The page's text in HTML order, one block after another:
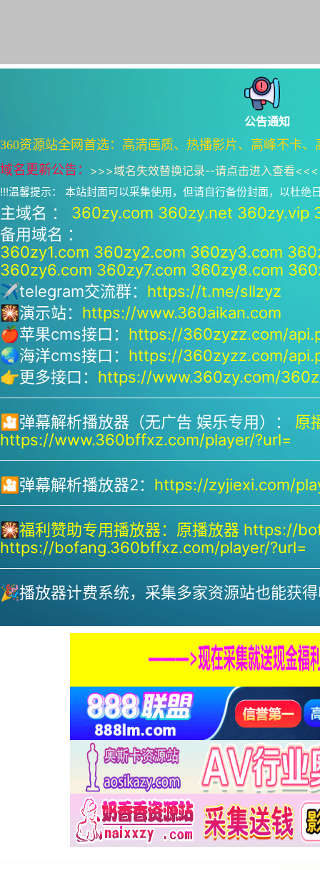
公告通知
360资源站全网首选：高清画质、热播影片、高峰不卡
域名更新公告： >>>域名失效替换记录--请点击进入查看<<<
!!!温馨提示： 本站封面可以采集使用，但请自行备份封面，以杜绝
主域名 ： 360zy.com 360zy.net 360zy.vip
备用域名 ：
360zy1.com 360zy2.com 360zy3.com
360zy6.com 360zy7.com 360zy8.com
✈telegram交流群： https://t.me/sllzyz
🎇演示站： https://www.360aikan.com
🍎苹果cms接口： https://360zyzz.com/
🌏海洋cms接口： https://360zyzz.com/
👉更多接口： https://www.360zy.com/
🎦弹幕解析播放器（无广告 娱乐专用）： 原
https://www.360bffxz.com/player/?url=
🎦弹幕解析播放器2： https://zyjiexi.com/
🎇福利赞助专用播放器： 原播放器 https://
https://bofang.360bffxz.com/player/?url=
🎉播放器计费系统，采集多家资源站也能获